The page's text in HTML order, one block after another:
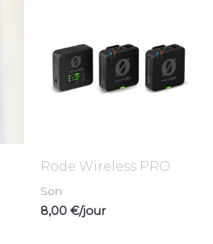
Rode Wireless PRO
Son
8,00 €/jour